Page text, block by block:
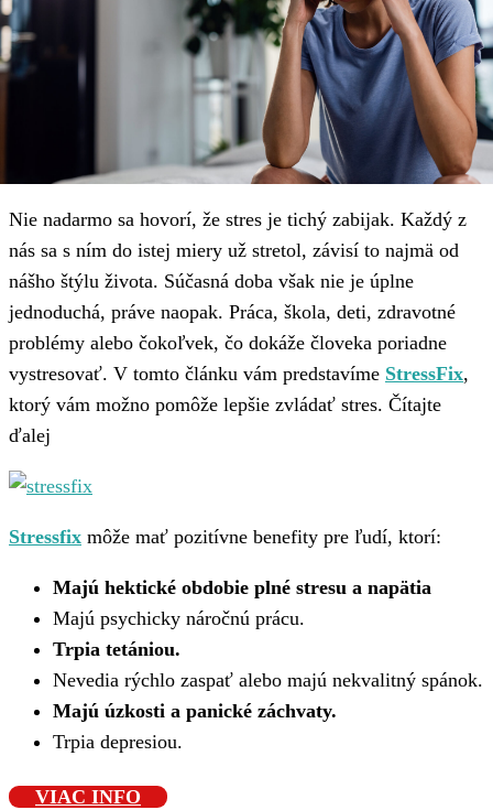
Nie nadarmo sa hovorí, že stres je tichý zabijak. Každý z
nás sa s ním do istej miery už stretol, závisí to najmä od
nášho štýlu života. Súčasná doba však nie je úplne
jednoduchá, práve naopak. Práca, škola, deti, zdravotné
problémy alebo čokoľvek, čo dokáže človeka poriadne
vystresovať. V tomto článku vám predstavíme StressFix,
ktorý vám možno pomôže lepšie zvládať stres. Čítajte
ďalej
Stressfix môže mať pozitívne benefity pre ľudí, ktorí:
Majú hektické obdobie plné stresu a napätia
Majú psychicky náročnú prácu.
Trpia tetániou.
Nevedia rýchlo zaspať alebo majú nekvalitný spánok.
Majú úzkosti a panické záchvaty.
Trpia depresiou.
VIAC INFO